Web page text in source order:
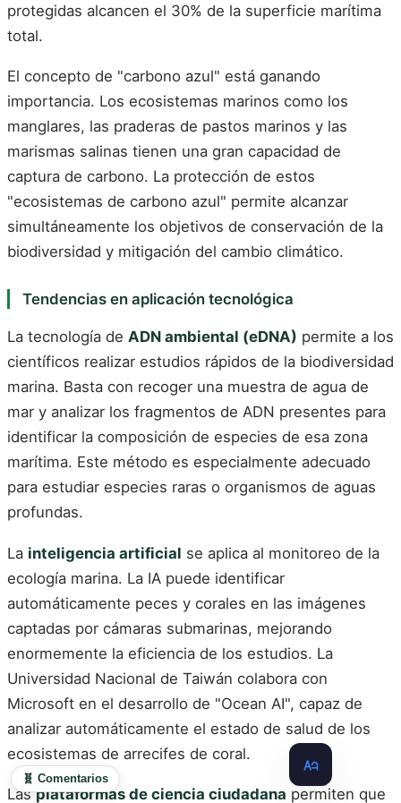
protegidas alcancen el 30% de la superficie marítima
total.
El concepto de "carbono azul" está ganando
importancia. Los ecosistemas marinos como los
manglares, las praderas de pastos marinos y las
marismas salinas tienen una gran capacidad de
captura de carbono. La protección de estos
"ecosistemas de carbono azul" permite alcanzar
simultáneamente los objetivos de conservación de la
biodiversidad y mitigación del cambio climático.
Tendencias en aplicación tecnológica
La tecnología de ADN ambiental (eDNA) permite a los
científicos realizar estudios rápidos de la biodiversidad
marina. Basta con recoger una muestra de agua de
mar y analizar los fragmentos de ADN presentes para
identificar la composición de especies de esa zona
marítima. Este método es especialmente adecuado
para estudiar especies raras o organismos de aguas
profundas.
La inteligencia artificial se aplica al monitoreo de la
ecología marina. La IA puede identificar
automáticamente peces y corales en las imágenes
captadas por cámaras submarinas, mejorando
enormemente la eficiencia de los estudios. La
Universidad Nacional de Taiwán colabora con
Microsoft en el desarrollo de "Ocean AI", capaz de
analizar automáticamente el estado de salud de los
ecosistemas de arrecifes de coral.
Lasplataformas de ciencia ciudadana permiten que
🧬 Comentarios